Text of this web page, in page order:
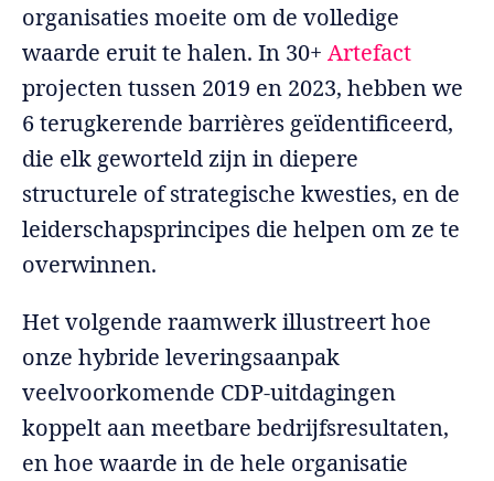
organisaties moeite om de volledige
waarde eruit te halen. In 30+Artefact
projecten tussen 2019 en 2023, hebben we
6 terugkerende barrières geïdentificeerd,
die elk geworteld zijn in diepere
structurele of strategische kwesties, en de
leiderschapsprincipes die helpen om ze te
overwinnen.
Het volgende raamwerk illustreert hoe
onze hybride leveringsaanpak
veelvoorkomende CDP-uitdagingen
koppelt aan meetbare bedrijfsresultaten,
en hoe waarde in de hele organisatie